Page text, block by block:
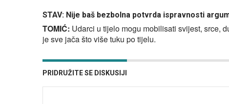
STAV: Nije baš bezbolna potvrda ispravnosti
TOMIĆ: Udarci u tijelo mogu mobilisati svijest, srce,
je sve jača što više tuku po tijelu.
PRIDRUŽITE SE DISKUSIJI